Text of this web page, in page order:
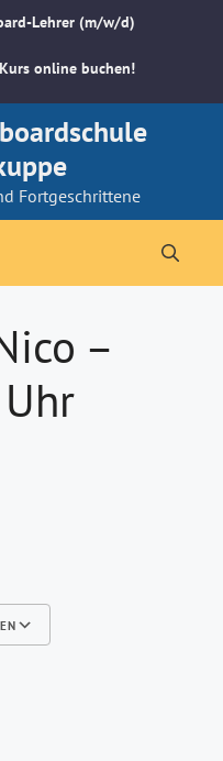
Lehrer (m/w/d)
online buchen!
Fortgeschrittene
–